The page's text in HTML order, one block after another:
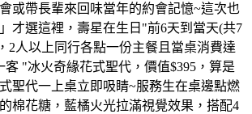
或帶長輩來回味當年的約會記憶~這次也
才選這裡，壽星在生日"前6天到當天(共7
2人以上同行各點一份主餐且當桌消費達
客 "冰火奇緣花式聖代，價值$395，算是
聖代一上桌立即吸睛~服務生在桌邊點燃
棉花糖，藍橘火光拉滿視覺效果，搭配4